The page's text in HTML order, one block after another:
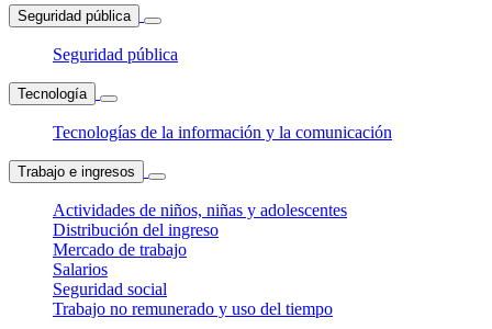
Seguridad pública
Seguridad pública
Tecnología
Tecnologías de la información y la comunicación
Trabajo e ingresos
Actividades de niños, niñas y adolescentes
Distribución del ingreso
Mercado de trabajo
Salarios
Seguridad social
Trabajo no remunerado y uso del tiempo